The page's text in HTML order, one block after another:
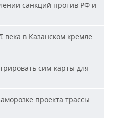
санкций против РФ и
века в Казанском кремле
сим-карты для
проекта трассы